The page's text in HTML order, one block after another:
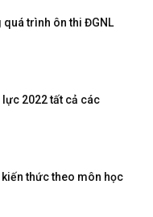
trình ôn thi ĐGNL
2022 tất cả các
thức theo môn học